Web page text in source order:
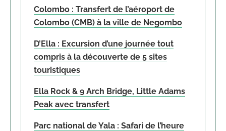
Colombo : Transfert de l’aéroport de
Colombo (CMB) à la ville de Negombo
D’Ella : Excursion d’une journée tout
compris à la découverte de 5 sites
touristiques
Ella Rock & 9 Arch Bridge, Little Adams
Peak avec transfert
Parc national de Yala : Safari de l’heure